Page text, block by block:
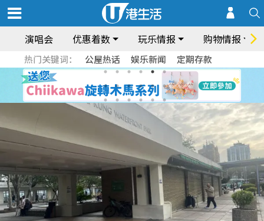
演唱会 优惠着数 玩乐情报 购物情报
热门关键词： 公屋热话 娱乐新闻 定期存款